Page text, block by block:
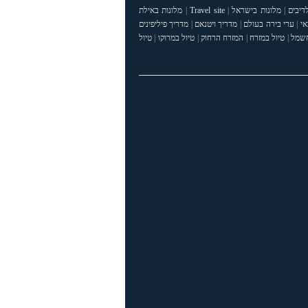
|מלונות בישראל|
Travel site
| מלונות באילת
ערי בירה בעולם מדריך ויטנאם
מדריך פיליפינים
| טיול במזרח המזרח הרחוק טיול במרוקו
טיול